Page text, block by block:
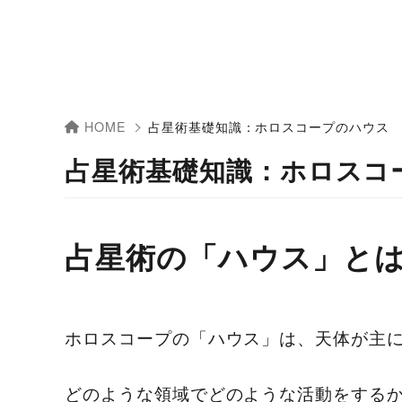
HOME 占星術基礎知識：ホロスコープのハウス
占星術基礎知識：ホロス
占星術の「ハウス」と
ホロスコープの「ハウス」は、天体が主
どのような領域でどのような活動をする